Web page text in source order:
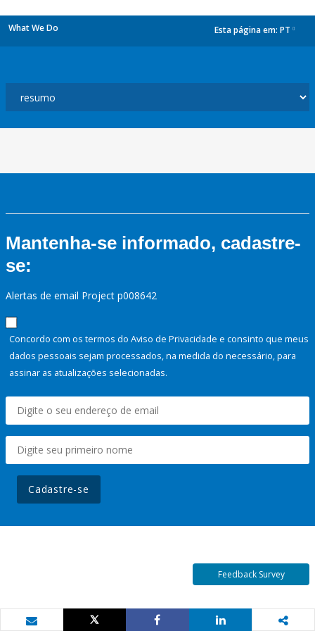
What We Do Esta página em: PT
Mantenha-se informado, cadastre-
se:
Alertas de email Project p008642
Concordo com os termos do Aviso de Privacidade e consinto que meus
dados pessoais sejam processados, na medida do necessário, para
assinar as atualizações selecionadas.
Cadastre-se
Feedback Survey